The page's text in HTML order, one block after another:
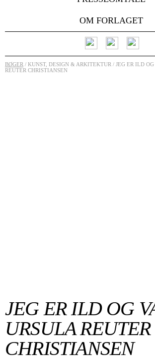
OM FORLAGET
BØGER / KUNST, DESIGN & ARKITEKTUR / JEG ER ILD
REUTER CHRISTIANSEN
JEG ER ILD OG
URSULA REUTER
CHRISTIANSEN